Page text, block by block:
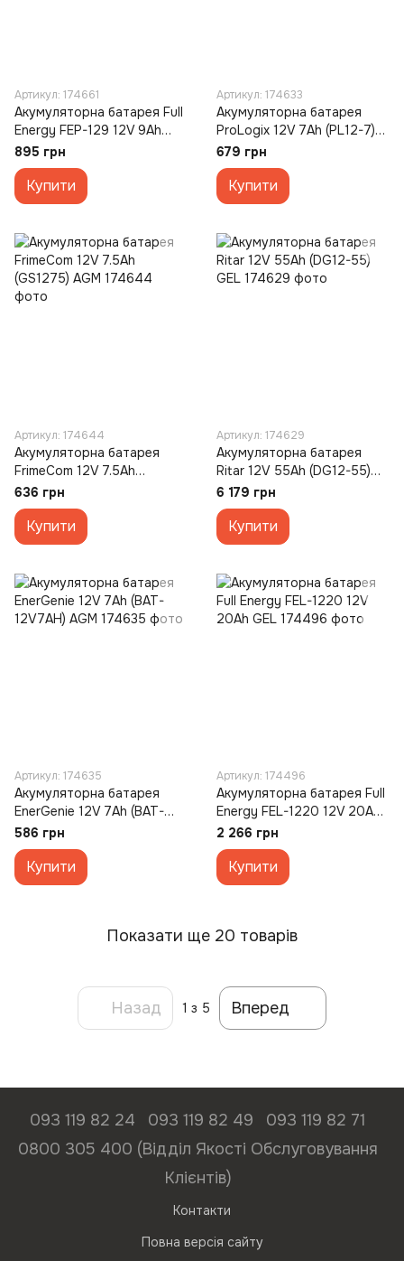
Артикул: 174661
Акумуляторна батарея Full
Energy FEP-129 12V 9Ah
AGM
895 грн
Купити
Артикул: 174633
Акумуляторна батарея
ProLogix 12V 7Ah (PL12-7)
AGM
679 грн
Купити
Артикул: 174644
Акумуляторна батарея
FrimeCom 12V 7.5Ah
(GS1275) AGM
636 грн
Купити
Артикул: 174629
Акумуляторна батарея
Ritar 12V 55Ah (DG12-55)
GEL
6 179 грн
Купити
Артикул: 174635
Акумуляторна батарея
EnerGenie 12V 7Ah (BAT-
12V7AH) AGM
586 грн
Купити
Артикул: 174496
Акумуляторна батарея Full
Energy FEL-1220 12V 20Ah
GEL
2 266 грн
Купити
Показати ще 20 товарів
Назад 1 з 5 Вперед
093 119 82 24 093 119 82 49
093 119 82 71
0800 305 400 (Відділ Якості Обслуговування
Клієнтів)
Контакти
Повна версія сайту